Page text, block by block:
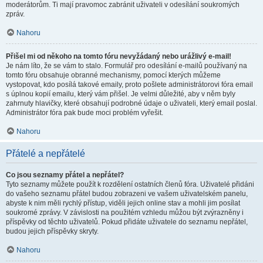
moderátorům. Ti mají pravomoc zabránit uživateli v odesílání soukromých
zpráv.
Nahoru
Přišel mi od někoho na tomto fóru nevyžádaný nebo urážlivý e-mail!
Je nám líto, že se vám to stalo. Formulář pro odesílání e-mailů používaný na
tomto fóru obsahuje obranné mechanismy, pomocí kterých můžeme
vystopovat, kdo posílá takové emaily, proto pošlete administrátorovi fóra email
s úplnou kopií emailu, který vám přišel. Je velmi důležité, aby v něm byly
zahrnuty hlavičky, které obsahují podrobné údaje o uživateli, který email poslal.
Administrátor fóra pak bude moci problém vyřešit.
Nahoru
Přátelé a nepřátelé
Co jsou seznamy přátel a nepřátel?
Tyto seznamy můžete použít k rozdělení ostatních členů fóra. Uživatelé přidáni
do vašeho seznamu přátel budou zobrazeni ve vašem uživatelském panelu,
abyste k nim měli rychlý přístup, viděli jejich online stav a mohli jim posílat
soukromé zprávy. V závislosti na použitém vzhledu můžou být zvýrazněny i
příspěvky od těchto uživatelů. Pokud přidáte uživatele do seznamu nepřátel,
budou jejich příspěvky skryty.
Nahoru